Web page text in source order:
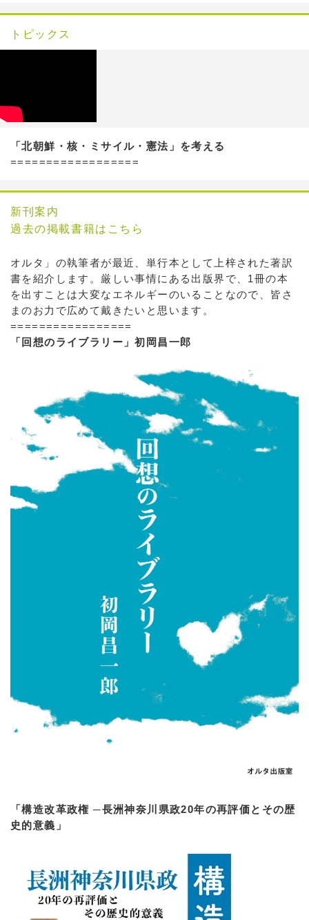
トピックス
「北朝鮮・核・ミサイル・憲法」を考える
==================
新刊案内
過去の掲載書籍はこちら
オルタ」の執筆者が最近、単行本として上梓された著訳
書を紹介します。厳しい事情にある出版界で、1冊の本
を出すことは大変なエネルギーのいることなので、皆さ
まのお力で広めて戴きたいと思います。
=================
「回想のライブラリー」初岡昌一郎
「構造改革政権 ─長洲神奈川県政20年の再評価とその歴
史的意義」